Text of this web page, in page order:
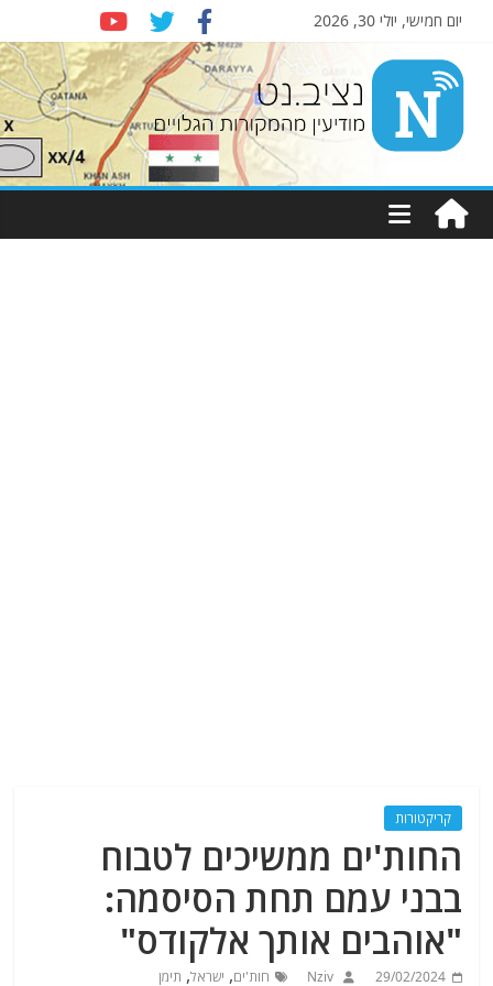
יום חמישי, יולי 30, 2026
Nziv.net
מודיעין
מהמקורות
קריקטורות
החות'ים ממשיכים לטבוח
בבני עמם תחת הסיסמה:
"אוהבים אותך אלקודס"
29/02/2024
Nziv חות'ים, ישראל, תימן